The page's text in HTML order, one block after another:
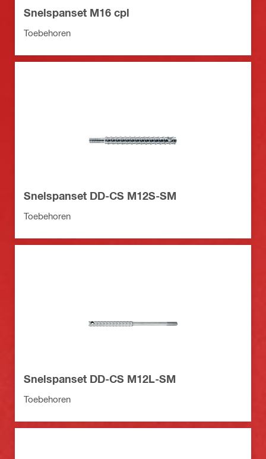
Snelspanset M16 cpl
Toebehoren
Snelspanset DD-CS M12S-SM
Toebehoren
Snelspanset DD-CS M12L-SM
Toebehoren